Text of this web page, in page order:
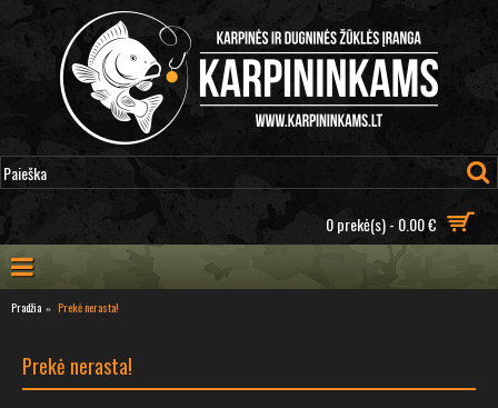
0 prekė(s) - 0.00 €
Pradžia Prekė nerasta!
Prekė nerasta!